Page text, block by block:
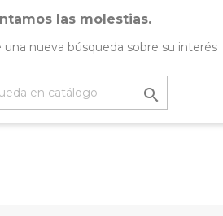
las molestias.
una nueva búsqueda sobre su interés
